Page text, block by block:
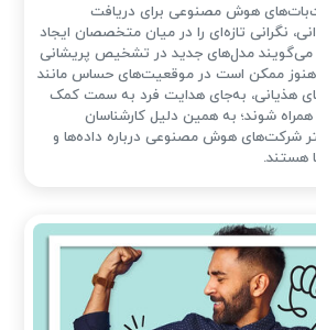
هوش مصنوعی برای دریافت
نگرانی تازه‌ای را در میان متخصصان ایجاد
می‌گویند مدل‌های جدید در تشخیص پریشانی
هنوز ممکن است در موقعیت‌های حساس مانند
هذیانی، به‌جای هدایت فرد به سمت کمک
همراه شوند؛ به همین دلیل کارشناسان
شرکت‌های هوش مصنوعی درباره داده‌ها و
هستند.